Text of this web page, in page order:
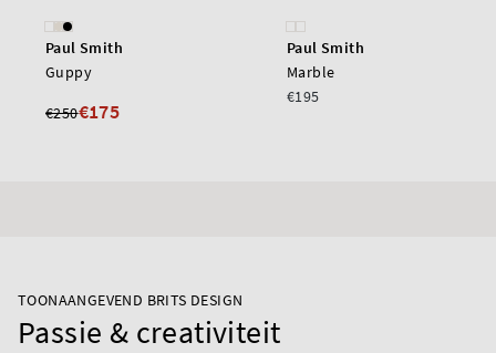
Paul Smith
Guppy
€250€175
Paul Smith
Marble
€195
TOONAANGEVEND BRITS DESIGN
Passie & creativiteit